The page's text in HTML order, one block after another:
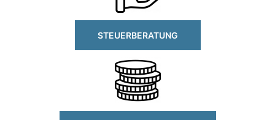
STEUERBERATUNG